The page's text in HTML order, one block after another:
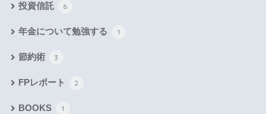
投資信託 6
年金について勉強する 1
節約術 3
FPレポート 2
BOOKS 1